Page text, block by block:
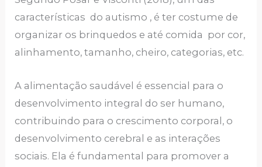
características do autismo , é ter costume de
organizar os brinquedos e até comida por cor,
alinhamento, tamanho, cheiro, categorias, etc.
A alimentação saudável é essencial para o
desenvolvimento integral do ser humano,
contribuindo para o crescimento corporal, o
desenvolvimento cerebral e as interações
sociais. Ela é fundamental para promover a